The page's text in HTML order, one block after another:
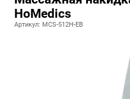
HoMedics
Артикул: MCS-512H-EB